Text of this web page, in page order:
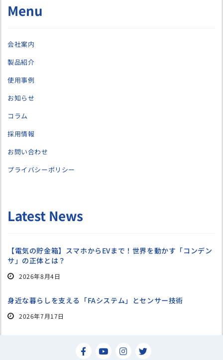
Menu
会社案内
製品紹介
使用事例
お知らせ
コラム
採用情報
お問い合わせ
プライバシーポリシー
Latest News
【電気の貯金箱】スマホからEVまで！世界を動かす「コンデン
サ」の正体とは？
2026年8月4日
身近な暮らしを支える「FAシステム」とセンサー技術
2026年7月17日